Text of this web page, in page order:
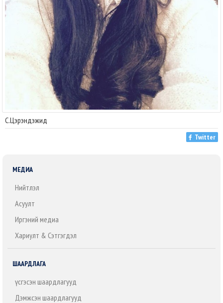
С.Цэрэндэжид
Twitter
МЕДИА
Нийтлэл
Асуулт
Иргэний медиа
Хариулт & Сэтгэгдэл
ШААРДЛАГА
Үүсгэсэн шаардлагууд
Дэмжсэн шаардлагууд